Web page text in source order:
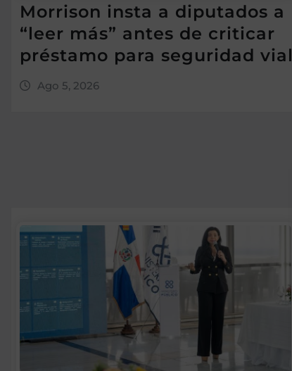
Morrison insta a diputados a
“leer más” antes de criticar
préstamo para seguridad vial
Ago 5, 2026